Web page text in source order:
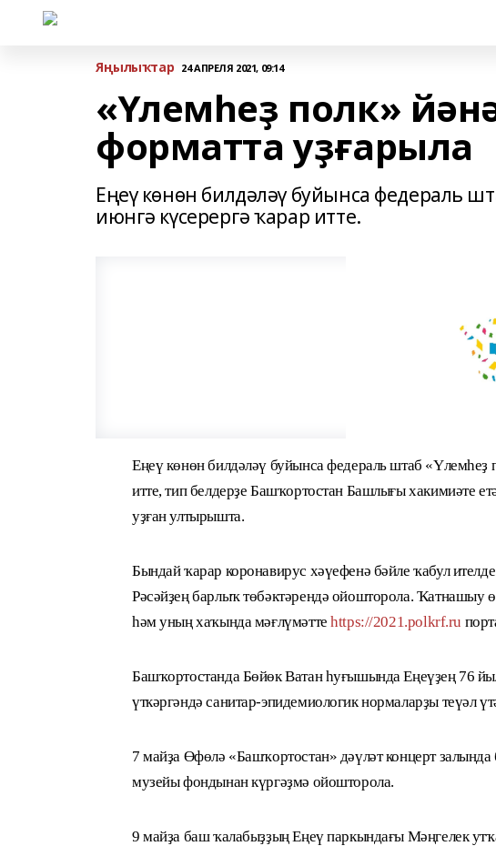
Яңылыҡтар 24 АПРЕЛЯ 2021, 09:14
«Үлемһеҙ полк»
форматта уҙғарыла
Еңеү көнөн билдәләү буйынса федераль
июнгә күсерергә ҡарар итте.
Еңеү көнөн билдәләү буйынса федераль штаб «Үлемһеҙ
итте, тип белдерҙе Башҡортостан Башлығы хакимиәте
уҙған ултырышта.
Бындай ҡарар коронавирус хәүефенә бәйле ҡабул
Рәсәйҙең барлыҡ төбәктәрендә ойошторола. Ҡатнашыу
һәм уның хаҡында мәғлүмәттеhttps://2021.polkrf.ru
Башҡортостанда Бөйөк Ватан һуғышында Еңеүҙең 76
үткәргәндә санитар-эпидемиологик нормаларҙы теүәл
7 майҙа Өфөлә «Башҡортостан» дәүләт концерт
музейы фондынан күргәҙмә ойошторола.
9 майҙа баш ҡалабыҙҙың Еңеү паркындағы Мәңгелек